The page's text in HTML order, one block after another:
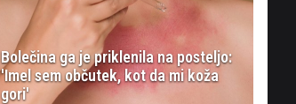
Bolečina ga je priklenila na posteljo:
'Imel sem občutek, kot da mi koža
gori'